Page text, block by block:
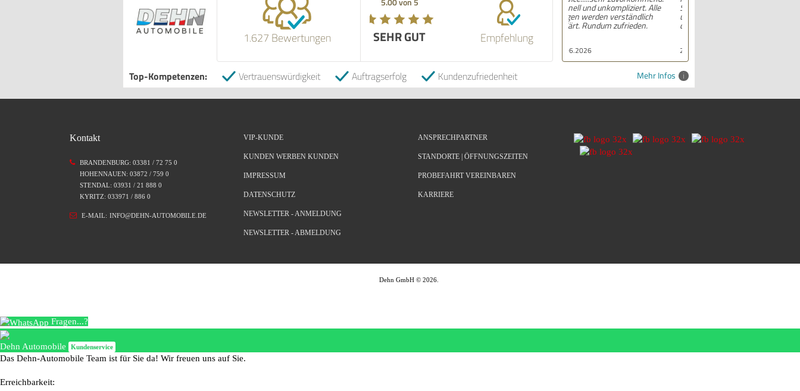
1.627 Bewertungen SEHR GUT Empfehlung
21.06.2026
Stendal gekauft. Die Beratung
und Kaufabwicklung Top kann
das Autohaus nur empfehlen .
Mehr Infos
Top-Kompetenzen: Vertrauenswürdigkeit Auftragserfolg Kundenzufriedenheit
Kontakt
BRANDENBURG: 03381 / 72 75 0
HOHENNAUEN: 03872 / 759 0
STENDAL: 03931 / 21 888 0
KYRITZ: 033971 / 886 0
E-MAIL: INFO@DEHN-AUTOMOBILE.DE
VIP-KUNDE
KUNDEN WERBEN KUNDEN
IMPRESSUM
DATENSCHUTZ
NEWSLETTER - ANMELDUNG
NEWSLETTER - ABMELDUNG
ANSPRECHPARTNER
STANDORTE | ÖFFNUNGSZEITEN
PROBEFAHRT VEREINBAREN
KARRIERE
Dehn GmbH © 2026
Fragen...?
Dehn Automobile Kundenservice
Das Dehn-Automobile Team ist für Sie da! Wir freuen uns auf Sie.
Erreichbarkeit: